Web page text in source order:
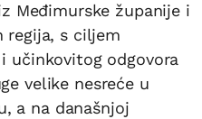
Međimurske županije i
regija, s ciljem
učinkovitog odgovora
velike nesreće u
a na današnjoj